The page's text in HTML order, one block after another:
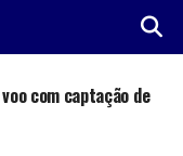
com captação de